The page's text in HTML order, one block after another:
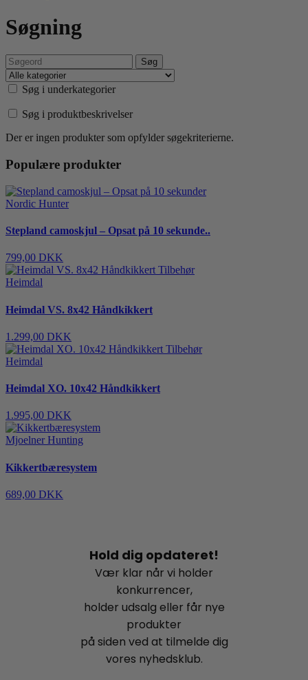
Søgning
Søg i underkategorier
Søg i produktbeskrivelser
Der er ingen produkter som opfylder søgekriterierne.
Populære produkter
Nordic Hunter
Stepland camoskjul – Opsat på 10 sekunde..
799,00 DKK
Heimdal
Heimdal VS. 8x42 Håndkikkert
1.299,00 DKK
Heimdal
Heimdal XO. 10x42 Håndkikkert
1.995,00 DKK
Mjoelner Hunting
Kikkertbæresystem
689,00 DKK
Hold dig opdateret!
Vær klar når vi holder
konkurrencer,
holder udsalg eller får nye
produkter
på siden ved at tilmelde dig
vores nyhedsklub.